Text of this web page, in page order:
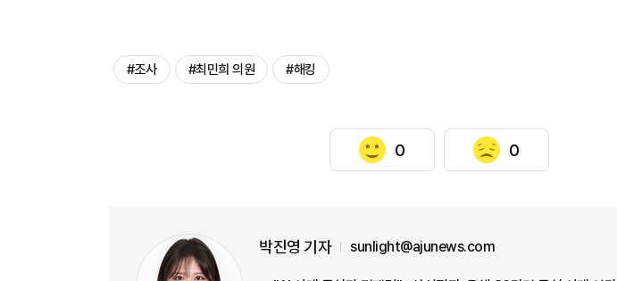
#조사 #최민희 의원 #해킹
0 0
박진영 기자 sunlight@ajunews.com